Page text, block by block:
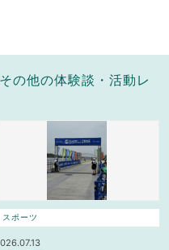
の他の体験談・活動レ
スポーツ